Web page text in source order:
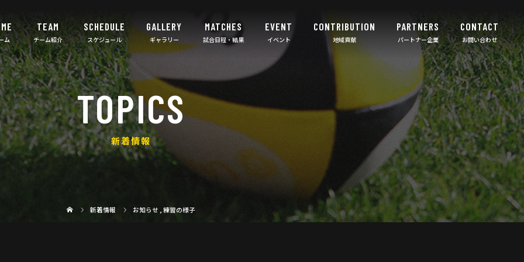
TEAM SCHEDULE GALLERY MATCHES EVENT CONTRIBUTION PARTNERS CONTACT
TOPICS
新着情報
新着情報 お知らせ , 練習の様子